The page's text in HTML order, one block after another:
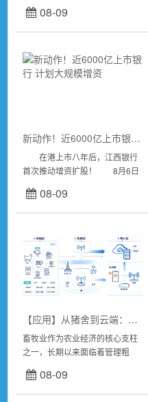
发布《关于优化调整新疆维吾尔
自治区旅游景区内自驾服务费的
08-09
新动作！近6000亿上市银行 计划大规模增资
在港上市八年后，江西银行
首次推动增资扩股！ 8月6日
议案，建议向合资格认购方发行
不超过7.15亿股内资股及不超过
08-09
【应用】从猪舍到云端：无线传输技术如何让养殖场“活”了过来
畜牧业作为农业经济的核心支柱
之一，长期以来面临着管理粗
动、资源利用率低等痛点。随着
物联网、大数据等数字技术的渗
08-09